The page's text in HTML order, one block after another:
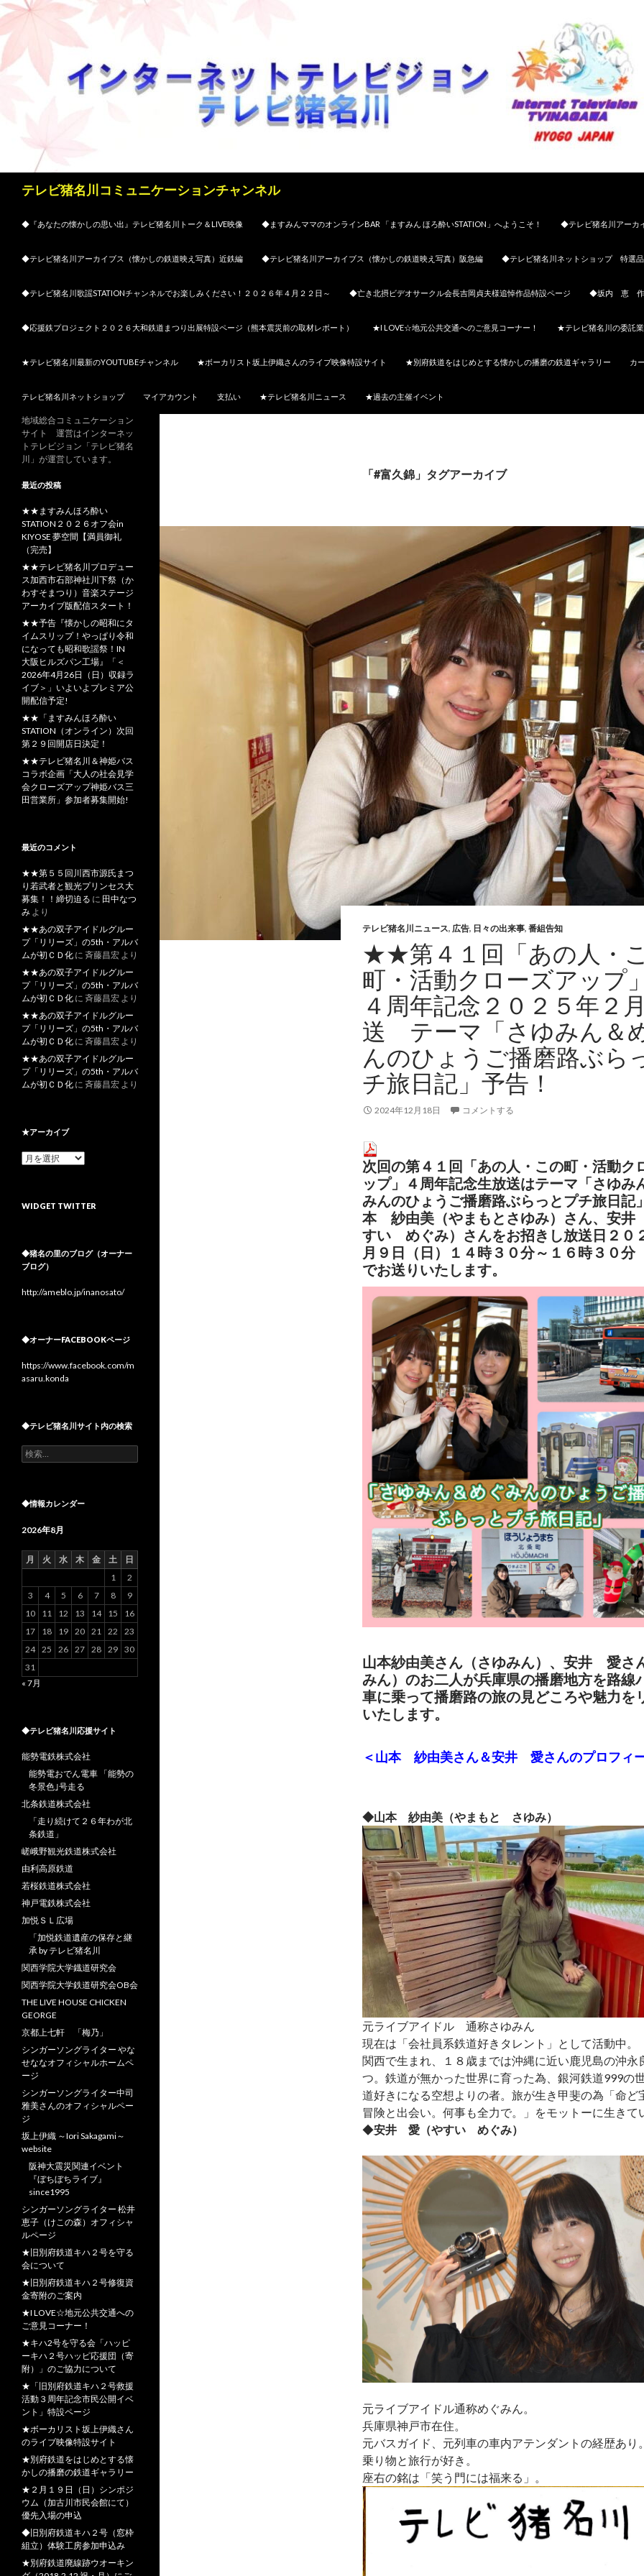
テレビ猪名川コミュニケーションチャンネル
◆『あなたの懐かしの思い出』テレビ猪名川トーク＆LIVE映像
◆ますみんママのオンラインBAR 「ますみん ほろ酔いSTATION」へようこそ！ ◆テレビ猪名川アーカ
◆テレビ猪名川アーカイブス（懐かしの鉄道映え写真）近鉄編 ◆テレビ猪名川アーカイブス（懐かしの鉄道映え写真）阪急編 ◆テレビ猪名川ネットショップ 特選品
◆テレビ猪名川歌謡STATIONチャンネルでお楽しみください！２０２６年４月２２日～ ◆亡き北摂ビデオサークル会長吉岡貞夫様追悼作品特設ページ ◆坂内 恵 作
◆応援鉄プロジェクト２０２６大和鉄道まつり出展特設ページ（熊本震災前の取材レポート） ★I LOVE☆地元公共交通へのご意見コーナー！ ★テレビ猪名川の委託
★テレビ猪名川最新のYOUTUBEチャンネル ★ボーカリスト坂上伊織さんのライブ映像特設サイト ★別府鉄道をはじめとする懐かしの播磨の鉄道ギャラリー カ
テレビ猪名川ネットショップ マイアカウント 支払い ★テレビ猪名川ニュース ★過去の主催イベント
「#富久錦」タグアーカイブ
テレビ猪名川ニュース, 広告, 日々の出来事, 番組告知
★★第４１回「あの人・
町・活動クローズアップ
４周年記念２０２５年２
送 テーマ「さゆみん＆
んのひょうご播磨路ぶら
チ旅日記」予告！
2024年12月18日 コメントする
次回の第４１回「あの人・この町・活動ク
ップ」４周年記念生放送はテーマ「さゆみ
みんのひょうご播磨路ぶらっとプチ旅日記
本 紗由美（やまもとさゆみ）さん、 安井
すい めぐみ）さんをお招きし放送日２０
月９日（日）１４時３０分～１６時３０
でお送りいたします。
山本紗由美さん（さゆみん）、 安井 愛さ
みん）のお二人が兵庫県の播磨地方を路線
車に乗って播磨路の旅の見どころや魅力を
いたします。
＜山本 紗由美さん＆安井 愛さんのプロフィ
◆山本 紗由美（やまもと さゆみ）
元ライブアイドル 通称さゆみん
現在は「会社員系鉄道好きタレント」として活動中。
関西で生まれ、１８歳までは沖縄に近い鹿児島の沖永
つ。鉄道が無かった世界に育った為、銀河鉄道999の
道好きになる空想よりの者。旅が生き甲斐の為「命ど
冒険と出会い。何事も全力で。」をモットーに生きて
◆安井 愛（やすい めぐみ）
元ライブアイドル通称めぐみん。
兵庫県神戸市在住。
元バスガイド、元列車の車内アテンダントの経歴あり
乗り物と旅行が好き。
座右の銘は「笑う門には福来る」。
地域総合コミュニケーション
サイト 運営はインターネッ
トテレビジョン「テレビ猪名
川」が運営しています。
最近の投稿
★★ますみんほろ酔い
STATION２０２６オフ会in
KIYOSE 夢空間【満員御礼
（完売】
★★テレビ猪名川プロデュー
ス加西市石部神社川下祭（か
わすそまつり）音楽ステージ
アーカイブ版配信スタート！
★★予告『懐かしの昭和にタ
イムスリップ！やっぱり令和
になっても昭和歌謡祭！IN
大阪ヒルズパン工場』「＜
2026年4月26日（日）収録ラ
イブ＞」いよいよプレミア公
開配信予定!
★★「ますみんほろ酔い
STATION（オンライン）次回
第２９回開店日決定！
★★テレビ猪名川＆神姫バス
コラボ企画「大人の社会見学
会クローズアップ神姫バス三
田営業所」参加者募集開始!
最近のコメント
★★第５５回川西市源氏まつ
り若武者と観光プリンセス大
募集！！締切迫る に 田中なつ
み より
★★あの双子アイドルグルー
プ「リリーズ」の5th・アルバ
ムが初ＣＤ化 に 斉藤昌宏 より
★★あの双子アイドルグルー
プ「リリーズ」の5th・アルバ
ムが初ＣＤ化 に 斉藤昌宏 より
★★あの双子アイドルグルー
プ「リリーズ」の5th・アルバ
ムが初ＣＤ化 に 斉藤昌宏 より
★★あの双子アイドルグルー
プ「リリーズ」の5th・アルバ
ムが初ＣＤ化 に 斉藤昌宏 より
★アーカイブ
★
イ
WIDGET TWITTER
◆猪名の里のブログ（オーナー
ブログ）
http://ameblo.jp/inanosato/
◆オーナーFACEBOOKページ
https://www.facebook.com/m
asaru.konda
◆テレビ猪名川サイト内の検索
検
索:
◆情報カレンダー
2026年8月
月 火 水 木 金 土
日
1
2
3
4 5 6 7 8
9
10
11 12 13 14 15
16
17
18 19 20 21 22
23
24 25 26 27 28 29 30
31
« 7月
◆テレビ猪名川応援サイト
能勢電鉄株式会社
能勢電おでん電車 「能勢の
冬景色｣号走る
北条鉄道株式会社
「走り続けて２６年わが北
条鉄道」
嵯峨野観光鉄道株式会社
由利高原鉄道
若桜鉄道株式会社
神戸電鉄株式会社
加悦ＳＬ広場
「加悦鉄道遺産の保存と継
承 by テレビ猪名川
関西学院大学鐡道研究会
関西学院大学鉄道研究会OB会
THE LIVE HOUSE CHICKEN
GEORGE
京都上七軒 「梅乃」
シンガーソングライター やな
せななオフィシャルホームペ
ージ
シンガーソングライター中司
雅美さんのオフィシャルペー
ジ
坂上伊織 ～Iori Sakagami～
website
阪神大震災関連イベント
『ぼちぼちライブ』
since1995
シンガーソングライター 松井
恵子（けこの森）オフィシャ
ルページ
★旧別府鉄道キハ２号を守る
会について
★旧別府鉄道キハ２号修復資
金寄附のご案内
★I LOVE☆地元公共交通への
ご意見コーナー！
★キハ2号を守る会「ハッピ
ーキハ２号ハッピ応援団（寄
附）」のご協力について
★「旧別府鉄道キハ２号救援
活動３周年記念市民公開イベ
ント」特設ページ
★ボーカリスト坂上伊織さん
のライブ映像特設サイト
★別府鉄道をはじめとする懐
かしの播磨の鉄道ギャラリー
★２月１９日（日）シンポジ
ウム（加古川市民会館にて）
優先入場の申込
◆旧別府鉄道キハ２号（窓枠
組立）体験工房参加申込み
★別府鉄道廃線跡ウオーキン